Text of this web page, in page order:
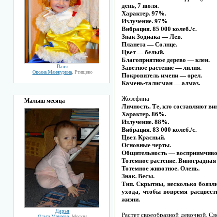
Ваня
Оксана Манжурина, Ртищево
Малыш месяца
Дарья
день, 7 июля.
Характер. 97%.
Излучение. 97%
Вибрация. 85 000 колеб./с.
Знак Зодиака — Лев.
Планета — Солнце.
Цвет — белый.
Благоприятное дерево — клен.
Заветное растение — лилия.
Покровитель имени — орел.
Камень-талисман — алмаз.
Жозефина
Личность. Те, кто составляют
Характер. 86%.
Излучение. 88%.
Вибрация. 83 000 колеб./с.
Цвет. Красный.
Основные черты.
Общительность —
Тотемное растение. Виноградная
Тотемное животное. Олень.
Знак. Весы.
Тип. Скрытны, несколько
ухода, чтобы вовремя
жизни.
Растет своеобразной девочкой.